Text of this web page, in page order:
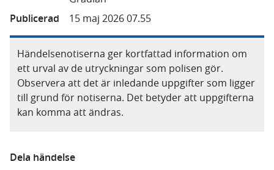
Publicerad
15 maj 2026 07.55
Händelsenotiserna ger kortfattad information om
ett urval av de utryckningar som polisen gör.
Observera att det är inledande uppgifter som ligger
till grund för notiserna. Det betyder att uppgifterna
kan komma att ändras.
Dela händelse